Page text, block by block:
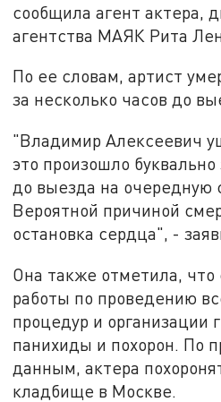
сообщила агент актера,
агентства МАЯК Рита
По ее словам, артист
за несколько часов до
"Владимир Алексеевич
это произошло
до выезда на очередную
Вероятной причиной
остановка сердца", -
Она также отметила, что
работы по проведению
процедур и организации
панихиды и похорон. По
данным, актера
кладбище в Москве.